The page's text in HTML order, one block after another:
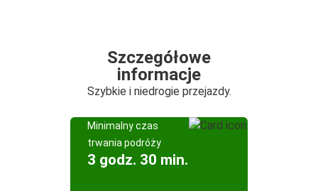
Szczegółowe
informacje
Szybkie i niedrogie przejazdy.
Minimalny czas
trwania podróży
3 godz. 30 min.